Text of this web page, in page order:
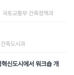
국토교통부 건축정책과
건축도시과
신도시에서 워크숍 개